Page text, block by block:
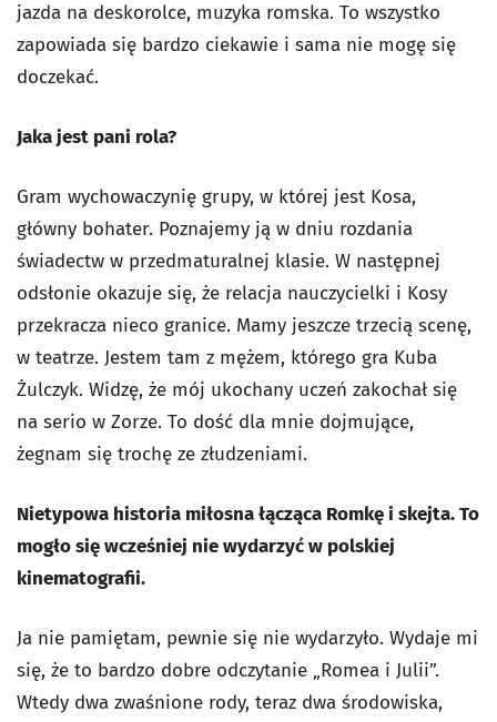
jazda na deskorolce, muzyka romska. To wszystko
zapowiada się bardzo ciekawie i sama nie mogę się
doczekać.
Jaka jest pani rola?
Gram wychowaczynię grupy, w której jest Kosa,
główny bohater. Poznajemy ją w dniu rozdania
świadectw w przedmaturalnej klasie. W następnej
odsłonie okazuje się, że relacja nauczycielki i Kosy
przekracza nieco granice. Mamy jeszcze trzecią scenę,
w teatrze. Jestem tam z mężem, którego gra Kuba
Żulczyk. Widzę, że mój ukochany uczeń zakochał się
na serio w Zorze. To dość dla mnie dojmujące,
żegnam się trochę ze złudzeniami.
Nietypowa historia miłosna łącząca Romkę i skejta. To
mogło się wcześniej nie wydarzyć w polskiej
kinematografii.
Ja nie pamiętam, pewnie się nie wydarzyło. Wydaje mi
się, że to bardzo dobre odczytanie „Romea i Julii”.
Wtedy dwa zwaśnione rody, teraz dwa środowiska,